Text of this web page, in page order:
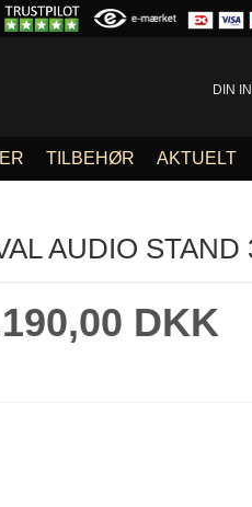
DIN
TILBEHØR AKTUELT
AUDIO STAND
DKK